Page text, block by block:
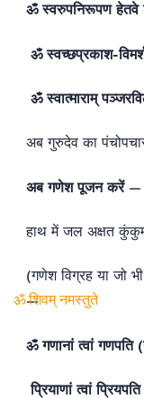
ॐ स्वरुपनिरूपण हेतवे
ॐ स्वच्छप्रकाश-
ॐ स्वात्माराम्
अब गुरुदेव का
अब गणेश पूजन करें—
हाथ में जल अक्षत
(गणेश विग्रह या जो
—
ॐ गणानां त्वां गणपति
प्रियाणां त्वां
ॐ शिवम् नमस्तुते